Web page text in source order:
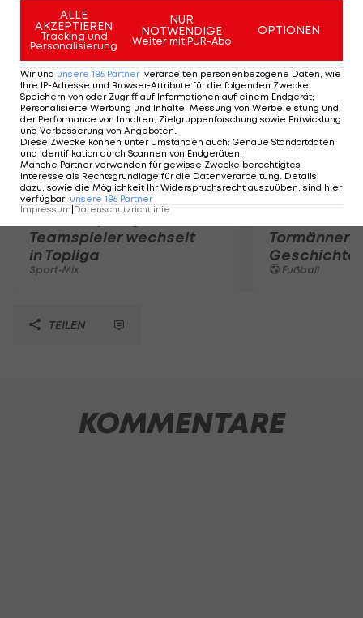
Mehr zum Thema
Karrieresprung! ÖVV-
Teamspieler wechselt
in Topliga
Sport-Mix
Tormänner
Geschichte
Fußball
TEILEN
KOMMENTARE
ALLE
AKZEPTIEREN
Tracking und
Personalisierung
NUR
NOTWENDIGE
Weiter mit PUR-Abo
OPTIONEN
Wir und unsere 186 Partner verarbeiten personenbezogene Daten, wie
Ihre IP-Adresse und Browser-Attribute für die folgenden Zwecke:
Speichern von oder Zugriff auf Informationen auf einem Endgerät;
Personalisierte Werbung und Inhalte, Messung von Werbeleistung und
der Performance von Inhalten, Zielgruppenforschung sowie Entwicklung
und Verbesserung von Angeboten.
Diese Zwecke können unter Umständen auch: Genaue Standortdaten
und Identifikation durch Scannen von Endgeräten.
Manche Partner verwenden für gewisse Zwecke berechtigtes
Interesse als Rechtsgrundlage für die Datenverarbeitung. Details
dazu, sowie die Möglichkeit Ihr Widerspruchsrecht auszuüben, sind hier
verfügbar: unsere 186 Partner
Impressum Datenschutzrichtlinie